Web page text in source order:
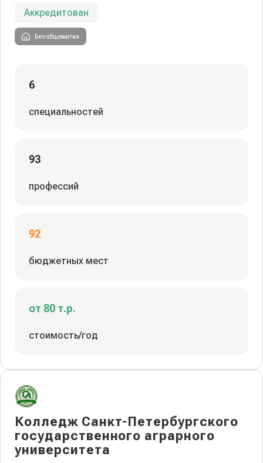
Аккредитован
Без общежития
6
специальностей
93
профессий
92
бюджетных мест
от 80 т.р.
стоимость/год
Колледж Санкт-Петербургского
государственного аграрного
университета